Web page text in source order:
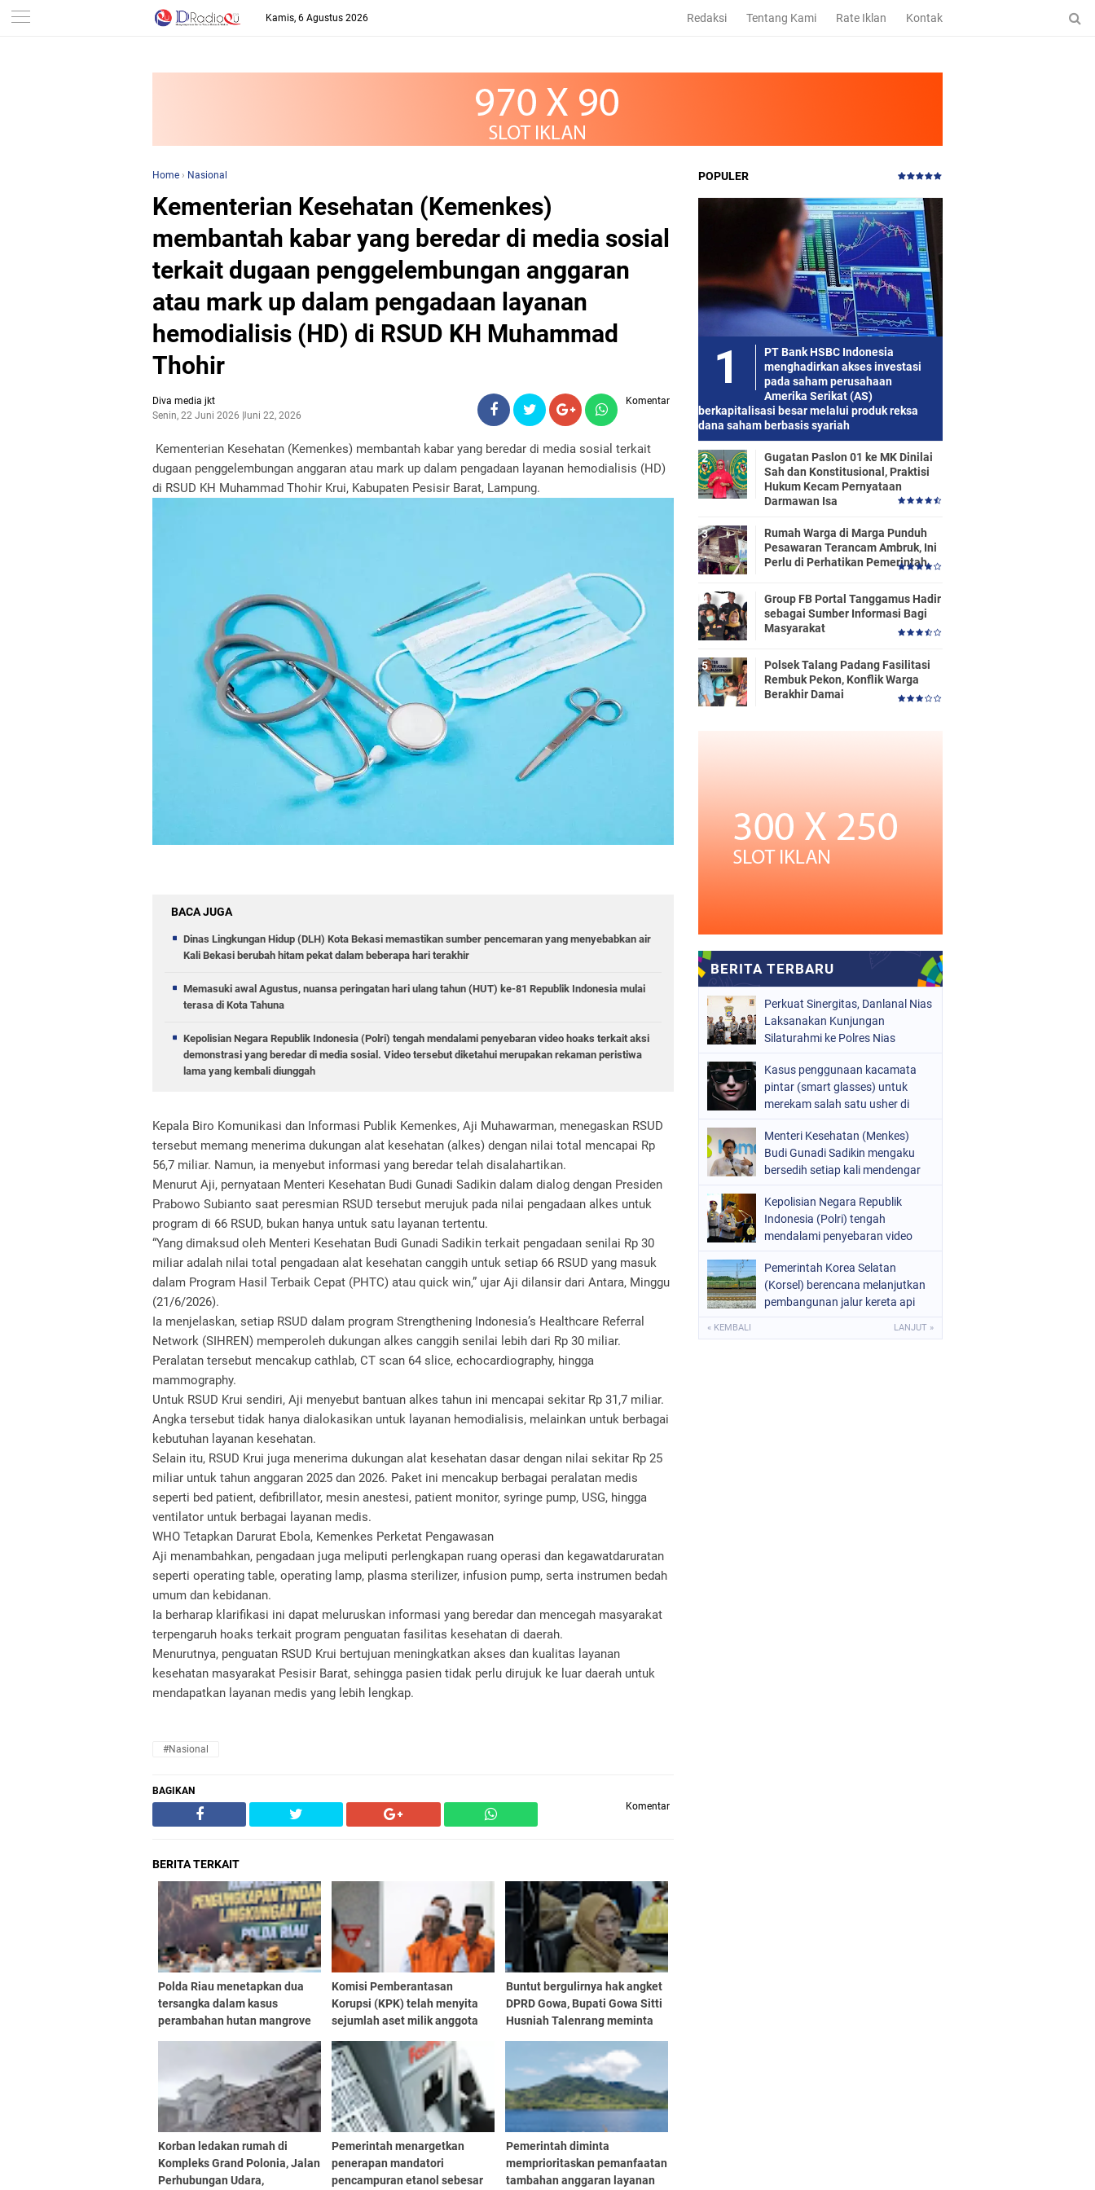
-->
Kamis, 6 Agustus 2026 Redaksi Tentang Kami Rate Iklan Kontak
Home › Nasional
Kementerian Kesehatan (Kemenkes)
membantah kabar yang beredar di media sosial
terkait dugaan penggelembungan anggaran
atau mark up dalam pengadaan layanan
hemodialisis (HD) di RSUD KH Muhammad
Thohir
Diva media jkt
Senin, 22 Juni 2026 Juni 22, 2026
Komentar
Kementerian Kesehatan (Kemenkes) membantah kabar yang beredar di media sosial terkait
dugaan penggelembungan anggaran atau mark up dalam pengadaan layanan hemodialisis (HD)
di RSUD KH Muhammad Thohir Krui, Kabupaten Pesisir Barat, Lampung.
BACA JUGA
Dinas Lingkungan Hidup (DLH) Kota Bekasi memastikan sumber pencemaran yang menyebabkan air
Kali Bekasi berubah hitam pekat dalam beberapa hari terakhir
Memasuki awal Agustus, nuansa peringatan hari ulang tahun (HUT) ke-81 Republik Indonesia mulai
terasa di Kota Tahuna
Kepolisian Negara Republik Indonesia (Polri) tengah mendalami penyebaran video hoaks terkait aksi
demonstrasi yang beredar di media sosial. Video tersebut diketahui merupakan rekaman peristiwa
lama yang kembali diunggah
Kepala Biro Komunikasi dan Informasi Publik Kemenkes, Aji Muhawarman, menegaskan RSUD
tersebut memang menerima dukungan alat kesehatan (alkes) dengan nilai total mencapai Rp
56,7 miliar. Namun, ia menyebut informasi yang beredar telah disalahartikan.
Menurut Aji, pernyataan Menteri Kesehatan Budi Gunadi Sadikin dalam dialog dengan Presiden
Prabowo Subianto saat peresmian RSUD tersebut merujuk pada nilai pengadaan alkes untuk
program di 66 RSUD, bukan hanya untuk satu layanan tertentu.
“Yang dimaksud oleh Menteri Kesehatan Budi Gunadi Sadikin terkait pengadaan senilai Rp 30
miliar adalah nilai total pengadaan alat kesehatan canggih untuk setiap 66 RSUD yang masuk
dalam Program Hasil Terbaik Cepat (PHTC) atau quick win,” ujar Aji dilansir dari Antara, Minggu
(21/6/2026).
Ia menjelaskan, setiap RSUD dalam program Strengthening Indonesia’s Healthcare Referral
Network (SIHREN) memperoleh dukungan alkes canggih senilai lebih dari Rp 30 miliar.
Peralatan tersebut mencakup cathlab, CT scan 64 slice, echocardiography, hingga
mammography.
Untuk RSUD Krui sendiri, Aji menyebut bantuan alkes tahun ini mencapai sekitar Rp 31,7 miliar.
Angka tersebut tidak hanya dialokasikan untuk layanan hemodialisis, melainkan untuk berbagai
kebutuhan layanan kesehatan.
Selain itu, RSUD Krui juga menerima dukungan alat kesehatan dasar dengan nilai sekitar Rp 25
miliar untuk tahun anggaran 2025 dan 2026. Paket ini mencakup berbagai peralatan medis
seperti bed patient, defibrillator, mesin anestesi, patient monitor, syringe pump, USG, hingga
ventilator untuk berbagai layanan medis.
WHO Tetapkan Darurat Ebola, Kemenkes Perketat Pengawasan
Aji menambahkan, pengadaan juga meliputi perlengkapan ruang operasi dan kegawatdaruratan
seperti operating table, operating lamp, plasma sterilizer, infusion pump, serta instrumen bedah
umum dan kebidanan.
Ia berharap klarifikasi ini dapat meluruskan informasi yang beredar dan mencegah masyarakat
terpengaruh hoaks terkait program penguatan fasilitas kesehatan di daerah.
Menurutnya, penguatan RSUD Krui bertujuan meningkatkan akses dan kualitas layanan
kesehatan masyarakat Pesisir Barat, sehingga pasien tidak perlu dirujuk ke luar daerah untuk
mendapatkan layanan medis yang lebih lengkap.
#Nasional
BAGIKAN
Komentar
BERITA TERKAIT
Polda Riau menetapkan dua
tersangka dalam kasus
perambahan hutan mangrove
Batang Kopau Sungai Siakap
Kecil dan Dusun Indah Lestar
Komisi Pemberantasan
Korupsi (KPK) telah menyita
sejumlah aset milik anggota
stafnya, Bagus Wahyudiono
(BGS), senilai Rp22 miliar
Buntut bergulirnya hak angket
DPRD Gowa, Bupati Gowa Sitti
Husniah Talenrang meminta
(Sulsel) Andi Sudirman
Sulaiman turun tangan
Korban ledakan rumah di
Kompleks Grand Polonia, Jalan
Perhubungan Udara,
Pemerintah menargetkan
penerapan mandatori
pencampuran etanol sebesar
Pemerintah diminta
memprioritaskan pemanfaatan
tambahan anggaran layanan
POPULER
PT Bank HSBC Indonesia
menghadirkan akses investasi
pada saham perusahaan
Amerika Serikat (AS)
berkapitalisasi besar melalui produk reksa
dana saham berbasis syariah
Gugatan Paslon 01 ke MK Dinilai
Sah dan Konstitusional, Praktisi
Hukum Kecam Pernyataan
Darmawan Isa
Rumah Warga di Marga Punduh
Pesawaran Terancam Ambruk, Ini
Perlu di Perhatikan Pemerintah
Group FB Portal Tanggamus Hadir
sebagai Sumber Informasi Bagi
Masyarakat
Polsek Talang Padang Fasilitasi
Rembuk Pekon, Konflik Warga
Berakhir Damai
Perkuat Sinergitas, Danlanal Nias
Laksanakan Kunjungan
Silaturahmi ke Polres Nias
Kasus penggunaan kacamata
pintar (smart glasses) untuk
merekam salah satu usher di
International Auto Show (GIIAS)
2026
Menteri Kesehatan (Menkes)
Budi Gunadi Sadikin mengaku
bersedih setiap kali mendengar
meninggal dunia pada usia
muda. Ia bahkan menyebut
dirinya merasa gagal sebagai
ada warga yang kehilangan
nyawa
Kepolisian Negara Republik
Indonesia (Polri) tengah
mendalami penyebaran video
yang beredar di media sosial.
Video tersebut diketahui
merupakan rekaman peristiwa
lama yang kembali diunggah
Pemerintah Korea Selatan
(Korsel) berencana melanjutkan
pembangunan jalur kereta api
« KEMBALI LANJUT »